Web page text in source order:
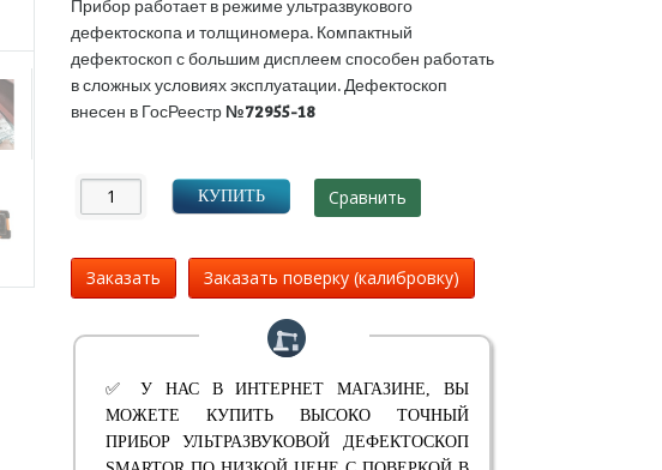
Прибор работает в режиме ультразвукового
дефектоскопа и толщиномера. Компактный
дефектоскоп с большим дисплеем способен работать
в сложных условиях эксплуатации. Дефектоскоп
внесен в ГосРеестр№72955-18
КУПИТЬ Сравнить
Заказать Заказать поверку (калибровку)
✅ У НАС В ИНТЕРНЕТ МАГАЗИНЕ, ВЫ
МОЖЕТЕ КУПИТЬ ВЫСОКО ТОЧНЫЙ
ПРИБОР УЛЬТРАЗВУКОВОЙ ДЕФЕКТОСКОП